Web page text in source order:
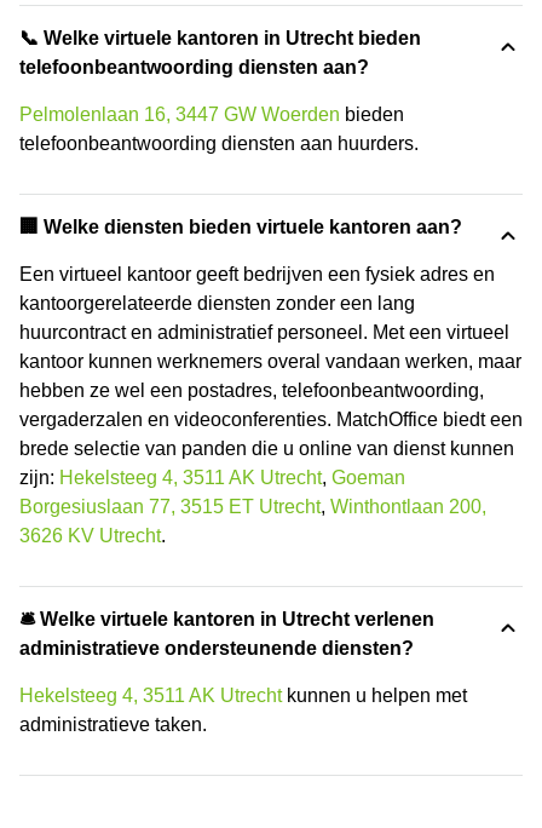
📞 Welke virtuele kantoren in Utrecht bieden
telefoonbeantwoording diensten aan?
Pelmolenlaan 16, 3447 GW Woerden bieden
telefoonbeantwoording diensten aan huurders.
🏢 Welke diensten bieden virtuele kantoren aan?
Een virtueel kantoor geeft bedrijven een fysiek adres en
kantoorgerelateerde diensten zonder een lang
huurcontract en administratief personeel. Met een virtueel
kantoor kunnen werknemers overal vandaan werken, maar
hebben ze wel een postadres, telefoonbeantwoording,
vergaderzalen en videoconferenties. MatchOffice biedt een
brede selectie van panden die u online van dienst kunnen
zijn: Hekelsteeg 4, 3511 AK Utrecht, Goeman
Borgesiuslaan 77, 3515 ET Utrecht, Winthontlaan 200,
3626 KV Utrecht.
🛎 Welke virtuele kantoren in Utrecht verlenen
administratieve ondersteunende diensten?
Hekelsteeg 4, 3511 AK Utrechtkunnen u helpen met
administratieve taken.